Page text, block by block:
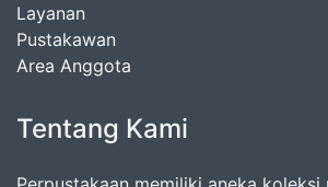
Layanan
Pustakawan
Area Anggota
Tentang Kami